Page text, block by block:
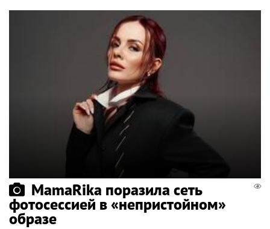
MamaRika поразила сеть
фотосессией в «непристойном»
образе